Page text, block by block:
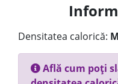
Densitatea calorică:
Află cum poți